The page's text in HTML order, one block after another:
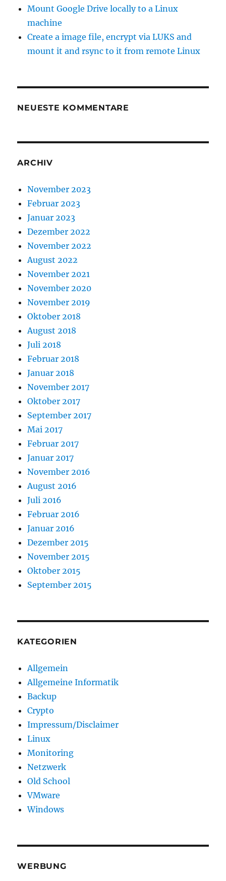
Mount Google Drive locally to a Linux
machine
Create a image file, encrypt via LUKS and
mount it and rsync to it from remote Linux
NEUESTE KOMMENTARE
ARCHIV
November 2023
Februar 2023
Januar 2023
Dezember 2022
November 2022
August 2022
November 2021
November 2020
November 2019
Oktober 2018
August 2018
Juli 2018
Februar 2018
Januar 2018
November 2017
Oktober 2017
September 2017
Mai 2017
Februar 2017
Januar 2017
November 2016
August 2016
Juli 2016
Februar 2016
Januar 2016
Dezember 2015
November 2015
Oktober 2015
September 2015
KATEGORIEN
Allgemein
Allgemeine Informatik
Backup
Crypto
Impressum/Disclaimer
Linux
Monitoring
Netzwerk
Old School
VMware
Windows
WERBUNG